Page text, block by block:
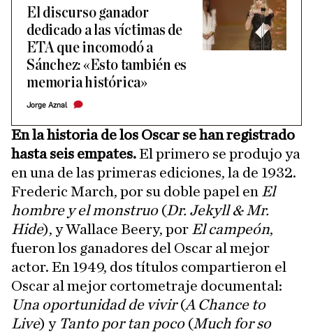
El discurso ganador
dedicado a las víctimas de
ETA que incomodó a
Sánchez: «Esto también es
memoria histórica»
Jorge Aznal
En la historia de los Oscar se han registrado
hasta seis empates.El primero se produjo ya
en una de las primeras ediciones, la de 1932.
Frederic March, por su doble papel en El
hombre y el monstruo(Dr. Jekyll & Mr.
Hide), y Wallace Beery, por El campeón,
fueron los ganadores del Oscar al mejor
actor. En 1949, dos títulos compartieron el
Oscar al mejor cortometraje documental:
Una oportunidad de vivir(A Chance to
Live) y Tanto por tan poco(Much for so